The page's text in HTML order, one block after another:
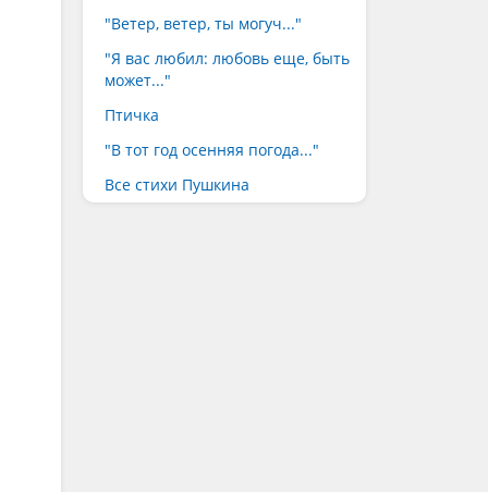
"Ветер, ветер, ты могуч..."
"Я вас любил: любовь еще, быть
может..."
Птичка
"В тот год осенняя погода..."
Все стихи Пушкина